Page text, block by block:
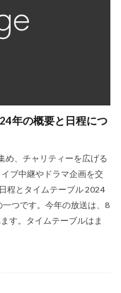
年の概要と日程につ
め、チャリティーを広げる
ブ中継やドラマ企画を交
程とタイムテーブル 2024
つです。今年の放送は、8
す。タイムテーブルはま